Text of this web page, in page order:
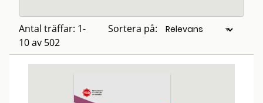
Antal träffar: 1-
10 av 502
Sortera på: